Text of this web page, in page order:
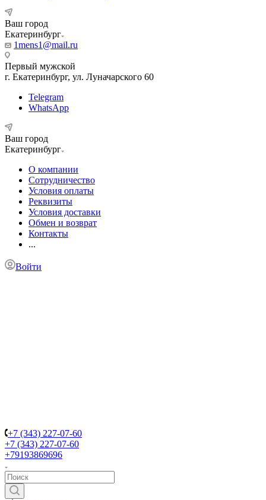
Ваш город
Екатеринбург
1mens1@mail.ru
Первый мужской
г. Екатеринбург, ул. Луначарского 60
Telegram
WhatsApp
Ваш город
Екатеринбург
О компании
Сотрудничество
Условия оплаты
Реквизиты
Условия доставки
Обмен и возврат
Контакты
...
Войти
+7 (343) 227-07-60
+7 (343) 227-07-60
+79193869696